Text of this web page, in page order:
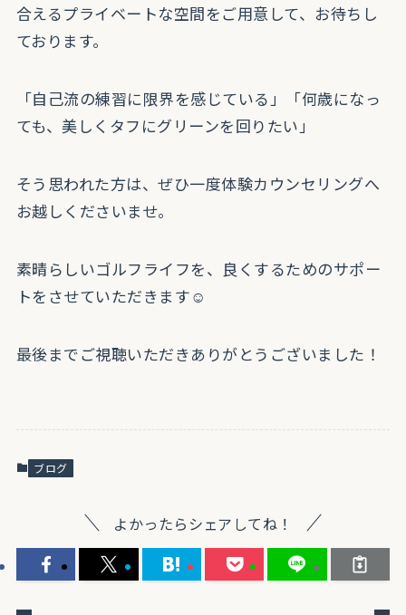
合えるプライベートな空間をご用意して、お待ちし
ております。
「自己流の練習に限界を感じている」「何歳になっ
ても、美しくタフにグリーンを回りたい」
そう思われた方は、ぜひ一度体験カウンセリングへ
お越しくださいませ。
素晴らしいゴルフライフを、良くするためのサポー
トをさせていただきます☺️
最後までご視聴いただきありがとうございました！
ブログ
よかったらシェアしてね！